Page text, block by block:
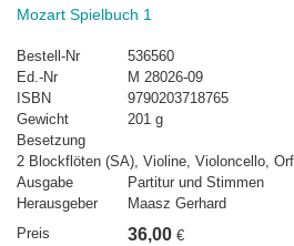
Mozart Spielbuch 1
Bestell-Nr
536560
Ed.-Nr
M 28026-09
ISBN
9790203718765
Gewicht
201 g
Besetzung
2 Blockflöten (SA), Violine, Violoncello,
Ausgabe
Partitur und Stimmen
Herausgeber
Maasz Gerhard
Preis
36,00 €